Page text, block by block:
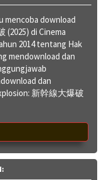
mencoba download
(2025) di Cinema
2014 tentang Hak
mendownload dan
dan
新幹線大爆破